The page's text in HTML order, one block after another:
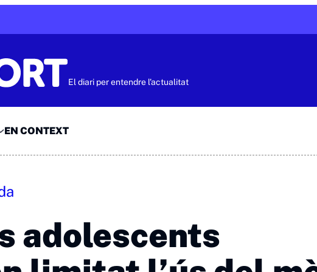
El diari per entendre l'actualitat
EN CONTEXT
adolescents